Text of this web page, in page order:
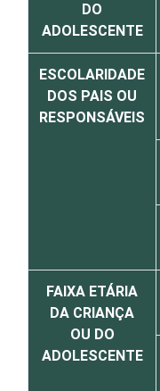
DO
ADOLESCENTE
ESCOLARIDADE
DOS PAIS OU
RESPONSÁVEIS
FAIXA ETÁRIA
DA CRIANÇA
OU DO
ADOLESCENTE